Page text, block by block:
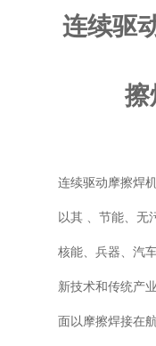
普通铣床
其他机床
连续驱
擦
连续驱动摩擦焊
以其 、节能、无
核能、兵器、汽
新技术和传统产
面以摩擦焊接在